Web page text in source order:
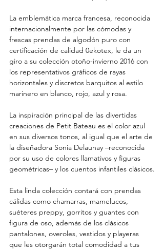
La emblemática marca francesa, reconocida
internacionalmente por las cómodas y
frescas prendas de algodón puro con
certificación de calidad 0ekotex, le da un
giro a su colección otoño-invierno 2016 con
los representativos gráficos de rayas
horizontales y discretos barquitos al estilo
marinero en blanco, rojo, azul y rosa.
La inspiración principal de las divertidas
creaciones de Petit Bateau es el color azul
en sus diversos tonos, al igual que el arte de
la diseñadora Sonia Delaunay –reconocida
por su uso de colores llamativos y figuras
geométricas– y los cuentos infantiles clásicos.
Esta linda colección contará con prendas
cálidas como chamarras, mamelucos,
suéteres preppy, gorritos y guantes con
figura de oso, además de los clásicos
pantalones, overoles, vestidos y playeras
que les otorgarán total comodidad a tus